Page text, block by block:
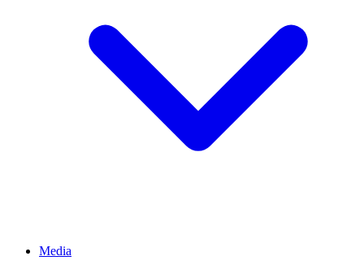
Media